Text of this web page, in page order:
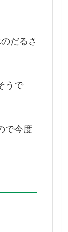
だるさ
うで
で今度